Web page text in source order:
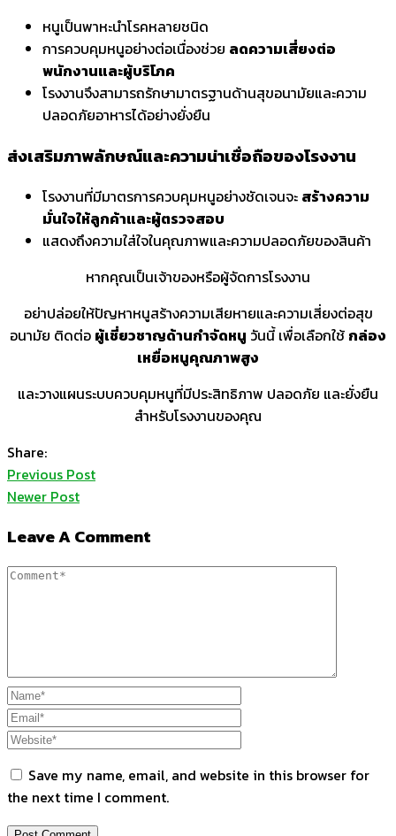
หนูเป็นพาหะนำโรคหลายชนิด
การควบคุมหนูอย่างต่อเนื่องช่วย ลดความเสี่ยงต่อ
พนักงานและผู้บริโภค
โรงงานจึงสามารถรักษามาตรฐานด้านสุขอนามัยและความ
ปลอดภัยอาหารได้อย่างยั่งยืน
ส่งเสริมภาพลักษณ์และความน่าเชื่อถือของโรงงาน
โรงงานที่มีมาตรการควบคุมหนูอย่างชัดเจนจะ สร้างความ
มั่นใจให้ลูกค้าและผู้ตรวจสอบ
แสดงถึงความใส่ใจในคุณภาพและความปลอดภัยของสินค้า
หากคุณเป็นเจ้าของหรือผู้จัดการโรงงาน
อย่าปล่อยให้ปัญหาหนูสร้างความเสียหายและความเสี่ยงต่อสุข
อนามัย ติดต่อ ผู้เชี่ยวชาญด้านกำจัดหนู วันนี้ เพื่อเลือกใช้ กล่อง
เหยื่อหนูคุณภาพสูง
และวางแผนระบบควบคุมหนูที่มีประสิทธิภาพ ปลอดภัย และยั่งยืน
สำหรับโรงงานของคุณ
Share:
Previous Post
Newer Post
Leave A Comment
Save my name, email, and website in this browser for
the next time I comment.